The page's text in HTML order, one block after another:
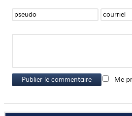
Publier le commentaire Me